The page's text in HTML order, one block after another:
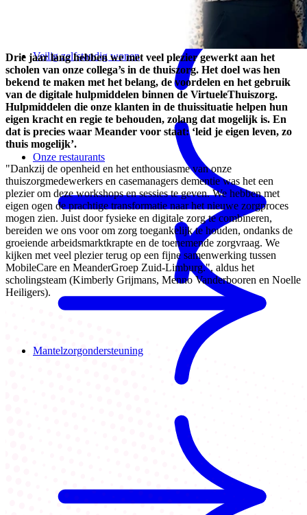
Veilig zelfstandig wonen
Mantelzorgondersteuning
Onze restaurants
Drie jaar lang hebben we met veel plezier gewerkt aan het
scholen van onze collega’s in de thuiszorg. Het doel was hen
bekend te maken met het belang, de voordelen en het gebruik
van de digitale hulpmiddelen binnen de VirtueleThuiszorg.
Hulpmiddelen die onze klanten in de thuissituatie helpen hun
eigen kracht en regie te behouden, zolang dat mogelijk is. En
dat is precies waar Meander voor staat: ‘leid je eigen leven, zo
thuis mogelijk’.
"Dankzij de openheid en het enthousiasme van onze
thuiszorgmedewerkers en casemanagers dementie was het een
plezier om deze workshops en sessies te geven. We hebben met
eigen ogen de prachtige transformatie naar het nieuwe zorgproces
mogen zien. Juist door fysieke en digitale zorg te combineren,
bereiden we ons voor om zorg toegankelijk te houden, ondanks de
groeiende arbeidsmarktkrapte en de toenemende zorgvraag. We
kijken met veel plezier terug op een fijne samenwerking tussen
MobileCare en MeanderGroep Zuid-Limburg.", aldus het
scholingsteam (Kimberly Grijmans, Menno Vanderbooren en Noelle
Heiligers).